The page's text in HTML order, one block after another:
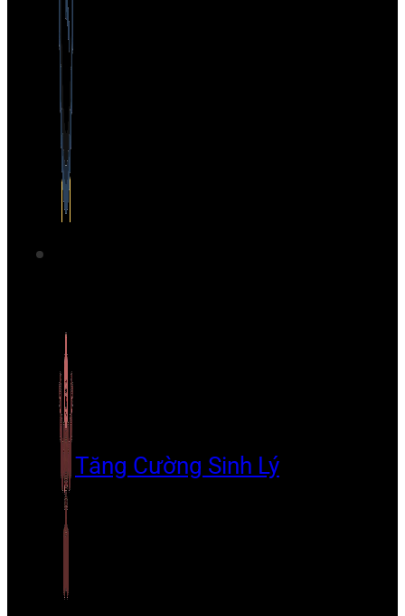
Tăng Cường Sinh Lý